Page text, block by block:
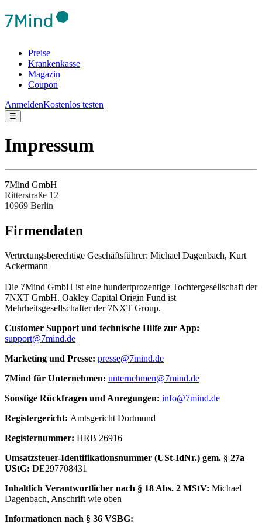
Preise
Krankenkasse
Magazin
Coupon
AnmeldenKostenlos testen
☰
Impressum
7Mind GmbH
Ritterstraße 12
10969 Berlin
Fir­men­da­ten
Ver­tre­tungs­be­rech­tige Ges­chäftsfüh­rer: Michael Dagenbach, Kurt
Ackermann
Die 7Mind GmbH ist eine hundertprozentige Tochtergesellschaft der
7NXT GmbH. Oakley Capital Origin Fund ist
Mehrheitsgesellschafter der 7NXT Group.
Cus­to­mer Sup­port und tech­nische Hilfe zur App:
support@7mind.de
Mar­ke­ting und Presse: presse@7mind.de
7Mind für Unter­neh­men: unternehmen@7mind.de
Sons­tige Rück­fra­gen und Anre­gun­gen: info@7mind.de
Regis­ter­ge­richt: Amts­ge­richt Dort­mund
Regis­ter­num­mer: HRB 26916
Umsatzs­teuer-Iden­ti­fi­ka­tions­num­mer (USt-IdNr.) gem. § 27a
UStG: DE297708431
Inhalt­lich Verant­wort­li­cher nach § 18 Abs. 2 MStV: Michael
Dagenbach, Anschrift wie oben
Infor­ma­tio­nen nach § 36 VSBG: